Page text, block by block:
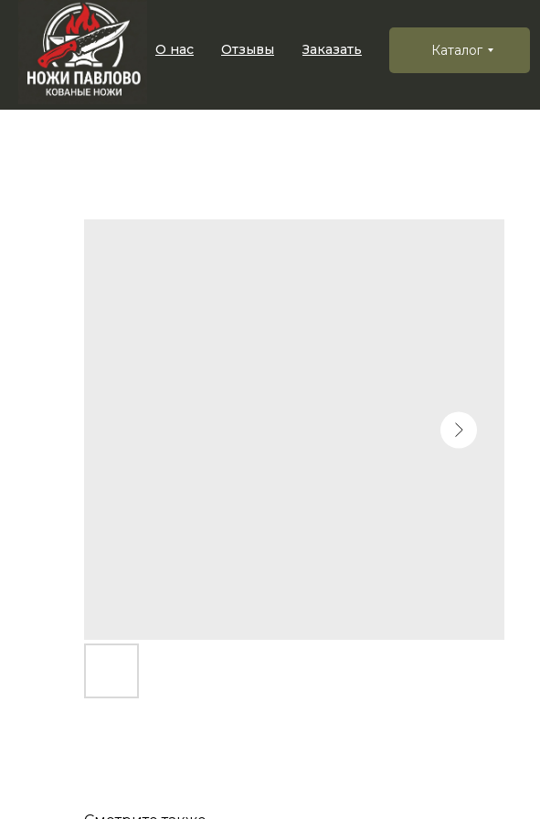
Каталог
Заказать
Отзывы
О нас